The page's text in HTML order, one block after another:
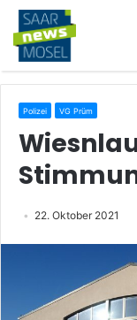
Polizei VG Prüm
22. Oktober 2021